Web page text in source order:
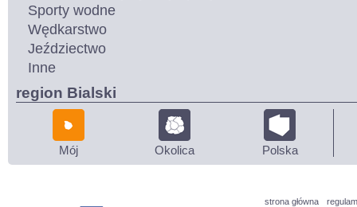
Sporty wodne
Wędkarstwo
Jeździectwo
Inne
region Bialski
Mój Okolica Polska
strona główna